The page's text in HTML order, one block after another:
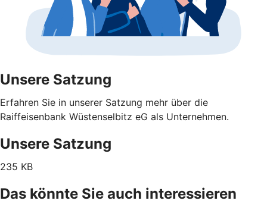
Unsere Satzung
Erfahren Sie in unserer Satzung mehr über die
Raiffeisenbank Wüstenselbitz eG als Unternehmen.
Unsere Satzung
235 KB
Das könnte Sie auch interessieren